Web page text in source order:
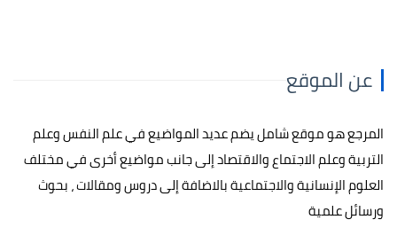
عن الموقع
المرجع هو موقع شامل يضم عديد المواضيع في علم النفس وعلم
التربية وعلم الاجتماع والاقتصاد إلى جانب مواضيع أخرى في مختلف
العلوم الإنسانية والاجتماعية بالاضافة إلى دروس ومقالات ، بحوث
ورسائل علمية